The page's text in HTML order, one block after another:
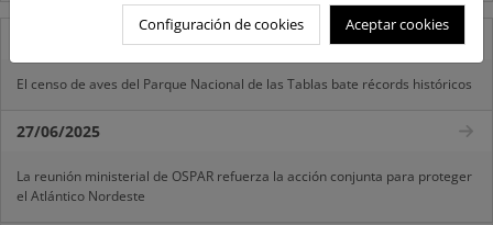
El censo de aves del Parque Nacional de las Tablas bate récords históricos
27/06/2025
La reunión ministerial de OSPAR refuerza la acción conjunta para proteger
el Atlántico Nordeste
Configuración de cookies Aceptar cookies